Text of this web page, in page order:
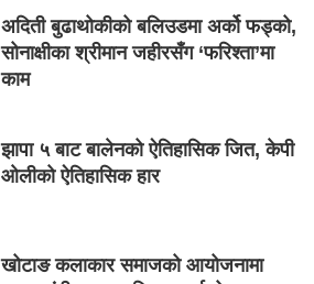
अदिती बुढाथोकीको बलिउडमा अर्को फड्को,
सोनाक्षीका श्रीमान जहीरसँग ‘फरिश्ता’मा
काम
झापा ५ बाट बालेनको ऐतिहासिक जित, केपी
ओलीको ऐतिहासिक हार
खोटाङ कलाकार समाजको आयोजनामा